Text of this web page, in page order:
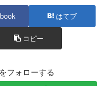
はてブ
コピー
フォローする